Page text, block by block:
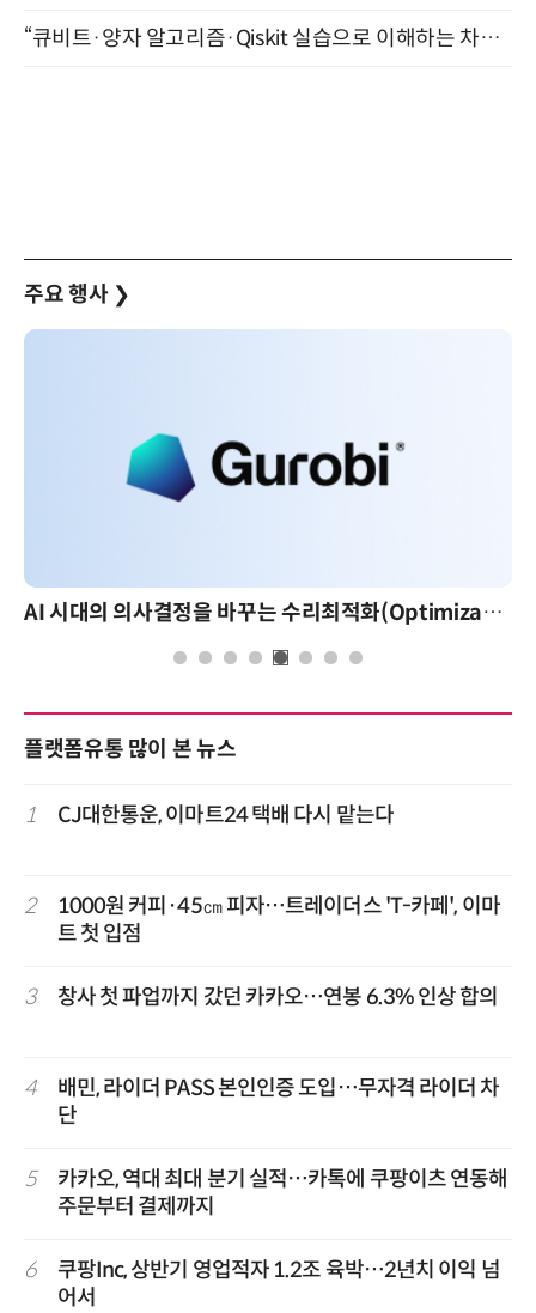
“큐비트·양자 알고리즘·Qiskit 실습으로 이해하는 차세대 컴퓨팅” (8/28)
주요 행사 ❯
AI 시대의 의사결정을 바꾸는 수리최적화(Optimization): 실제 산업 적용 사례와 활용 전략
플랫폼유통 많이 본 뉴스
1 CJ대한통운, 이마트24 택배 다시 맡는다
2
1000원 커피·45㎝ 피자…트레이더스 'T-카페', 이마
트 첫 입점
3 창사 첫 파업까지 갔던 카카오…연봉 6.3% 인상 합의
4
배민, 라이더 PASS 본인인증 도입…무자격 라이더 차
단
5
카카오, 역대 최대 분기 실적…카톡에 쿠팡이츠 연동해
주문부터 결제까지
6
쿠팡Inc, 상반기 영업적자 1.2조 육박…2년치 이익 넘
어서